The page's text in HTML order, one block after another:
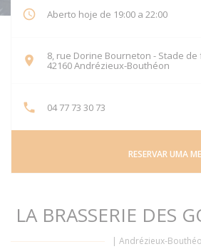
Aberto hoje de 19:00 a 22:00
8, rue Dorine Bourneton - Stade de
42160 Andrézieux-Bouthéon
04 77 73 30 73
RESERVAR UMA
LA BRASSERIE DES
| Andrézieux-